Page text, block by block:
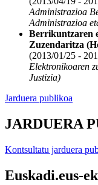
Administrazioa
Administrazioa
Berrikuntzaren
Zuzendaritza
(2013/01/25 -
Elektronikoaren
Justizia)
Jarduera publikoa
JARDUERA
Kontsultatu jarduera
Euskadi.eus-